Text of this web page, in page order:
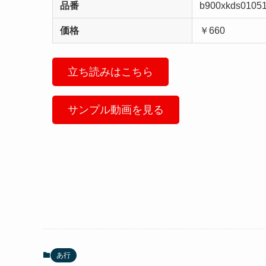
品番
価格 ￥660
立ち読みはこちら
サンプル動画を見る
あ行